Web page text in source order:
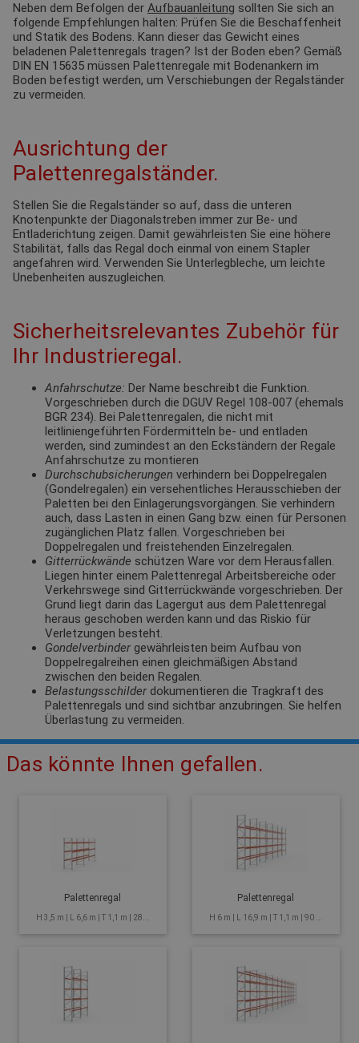
Neben dem Befolgen der Aufbauanleitung sollten Sie sich an
folgende Empfehlungen halten: Prüfen Sie die Beschaffenheit
und Statik des Bodens. Kann dieser das Gewicht eines
beladenen Palettenregals tragen? Ist der Boden eben? Gemäß
DIN EN 15635 müssen Palettenregale mit Bodenankern im
Boden befestigt werden, um Verschiebungen der Regalständer
zu vermeiden.
Ausrichtung der
Palettenregalständer.
Stellen Sie die Regalständer so auf, dass die unteren
Knotenpunkte der Diagonalstreben immer zur Be- und
Entladerichtung zeigen. Damit gewährleisten Sie eine höhere
Stabilität, falls das Regal doch einmal von einem Stapler
angefahren wird. Verwenden Sie Unterlegbleche, um leichte
Unebenheiten auszugleichen.
Sicherheitsrelevantes Zubehör für
Ihr Industrieregal.
Anfahrschutze: Der Name beschreibt die Funktion.
Vorgeschrieben durch die DGUV Regel 108-007 (ehemals
BGR 234). Bei Palettenregalen, die nicht mit
leitliniengeführten Fördermitteln be- und entladen
werden, sind zumindest an den Eckständern der Regale
Anfahrschutze zu montieren
Durchschubsicherungen verhindern bei Doppelregalen
(Gondelregalen) ein versehentliches Herausschieben der
Paletten bei den Einlagerungsvorgängen. Sie verhindern
auch, dass Lasten in einen Gang bzw. einen für Personen
zugänglichen Platz fallen. Vorgeschrieben bei
Doppelregalen und freistehenden Einzelregalen.
Gitterrückwände schützen Ware vor dem Herausfallen.
Liegen hinter einem Palettenregal Arbeitsbereiche oder
Verkehrswege sind Gitterrückwände vorgeschrieben. Der
Grund liegt darin das Lagergut aus dem Palettenregal
heraus geschoben werden kann und das Riskio für
Verletzungen besteht.
Gondelverbinder gewährleisten beim Aufbau von
Doppelregalreihen einen gleichmäßigen Abstand
zwischen den beiden Regalen.
Belastungsschilder dokumentieren die Tragkraft des
Palettenregals und sind sichtbar anzubringen. Sie helfen
Überlastung zu vermeiden.
Das könnte Ihnen gefallen.
Palettenregal
H 3,5 m | L 6,6 m | T 1,1 m | 28...
Palettenregal
H 6 m | L 16,9 m | T 1,1 m | 90 ...